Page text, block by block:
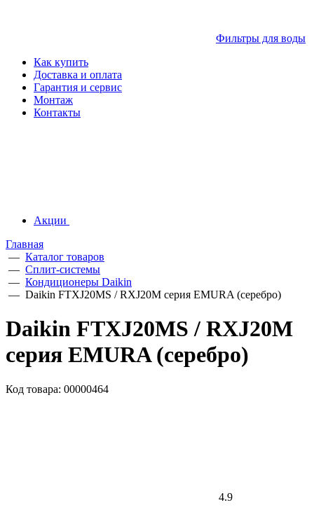
Фильтры для воды
Как купить
Доставка и оплата
Гарантия и сервис
Монтаж
Контакты
Акции
Главная
— Каталог товаров
— Сплит-системы
— Кондиционеры Daikin
— Daikin FTXJ20MS / RXJ20M серия EMURA (серебро)
Daikin FTXJ20MS / RXJ20M
серия EMURA (серебро)
Код товара: 00000464
4.9